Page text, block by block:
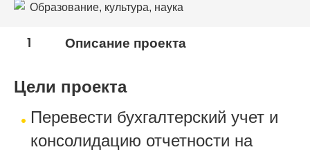
Образование, культура, наука
1 Описание проекта
Цели проекта
Перевести бухгалтерский учет и
консолидацию отчетности на